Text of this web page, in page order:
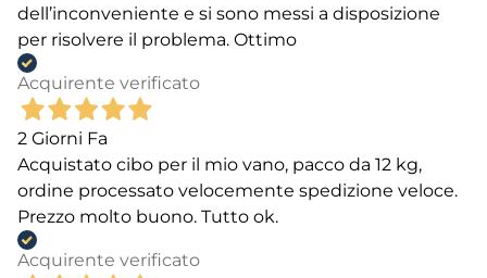
dell’inconveniente e si sono messi a disposizione
per risolvere il problema. Ottimo
Acquirente verificato
2 Giorni Fa
Acquistato cibo per il mio vano, pacco da 12 kg,
ordine processato velocemente spedizione veloce.
Prezzo molto buono. Tutto ok.
Acquirente verificato